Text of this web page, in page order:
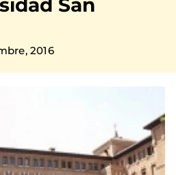
San
2016